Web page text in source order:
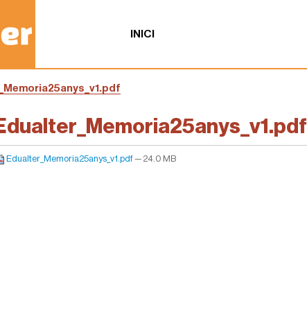
INICI
Edualter_Memoria25anys_v1.pdf— 24.0 MB